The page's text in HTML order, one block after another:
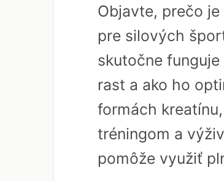
Objavte, prečo
pre silových
skutočne
rast a ako ho
formách
tréningom a
pomôže využiť